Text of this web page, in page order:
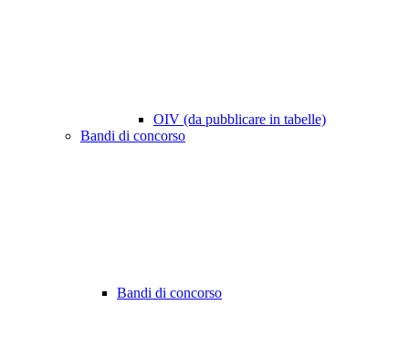
OIV (da pubblicare in tabelle)
Bandi di concorso
Bandi di concorso